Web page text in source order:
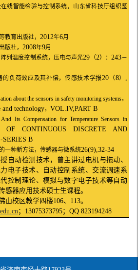
线智能检验与控制系统，山东省科技厅组织鉴
教育出版社， 2012年6月
版社， 2008年9月
列温度控制系统，压电与声光29 （2）： 243－
的负荷效应及其补偿，传感技术学报 20 （8）
about the sensors in safety monitoring systems，
and technology， VOL.IV,PART B
Its Compensation for Temperature Sensors in
OF CONTINUOUS DISCRETE AND
SERIES B
一种新方法，传感器与微系统26(9),32-34
自动检测技术，曾主讲过电机与拖动、
电子技术、自动控制系统、交流调速系
控制理论、模拟与数字电子技术等自动
感器应用技术硕士生课程。
山校区教学四楼106、 113。
； 13075373795； QQ 823194248